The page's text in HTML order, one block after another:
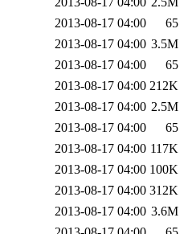
2013-08-17 04:00
65
2013-08-17 04:00 3.5M
2013-08-17 04:00
65
2013-08-17 04:00 212K
2013-08-17 04:00 2.5M
2013-08-17 04:00
65
2013-08-17 04:00 117K
2013-08-17 04:00 100K
2013-08-17 04:00 312K
2013-08-17 04:00 3.6M